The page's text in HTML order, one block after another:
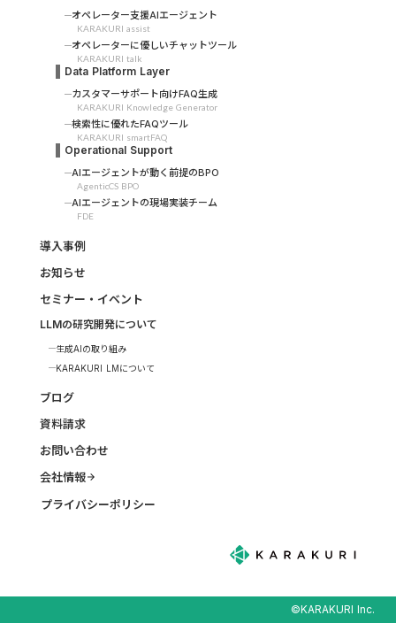
オペレーター支援AIエージェント
KARAKURI assist
オペレーターに優しいチャットツール
KARAKURI talk
Data Platform Layer
カスタマーサポート向けFAQ生成
KARAKURI Knowledge Generator
検索性に優れたFAQツール
KARAKURI smartFAQ
Operational Support
AIエージェントが動く前提のBPO
AgenticCS BPO
AIエージェントの現場実装チーム
FDE
導入事例
お知らせ
セミナー・イベント
LLMの研究開発について
生成AIの取り組み
KARAKURI LMについて
ブログ
資料請求
お問い合わせ
会社情報arrow_forward
プライバシーポリシー
©KARAKURI Inc.